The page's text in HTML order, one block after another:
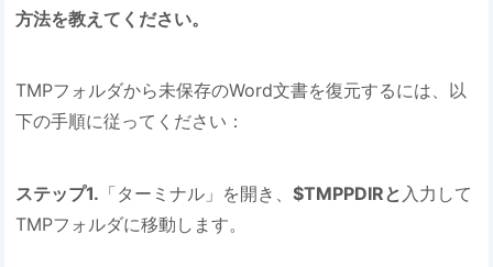
方法を教えてください。
TMPフォルダから未保存のWord文書を復元するには、以
下の手順に従ってください：
ステップ1. 「ターミナル」を開き、$TMPPDIRと 入力して
TMPフォルダに移動します。